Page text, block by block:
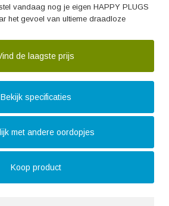
vandaag nog je eigen HAPPY PLUGS
het gevoel van ultieme draadloze
de laagste prijs
Bekijk specificaties
met andere oordopjes
Koop product